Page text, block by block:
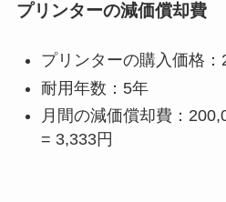
プリンターの減価償却費
プリンターの購入価格：
耐用年数：5年
月間の減価償却費：
= 3,333円